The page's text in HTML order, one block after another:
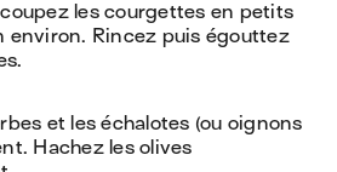
les courgettes en petits
environ. Rincez puis égouttez
et les échalotes (ou oignons
Hachez les olives